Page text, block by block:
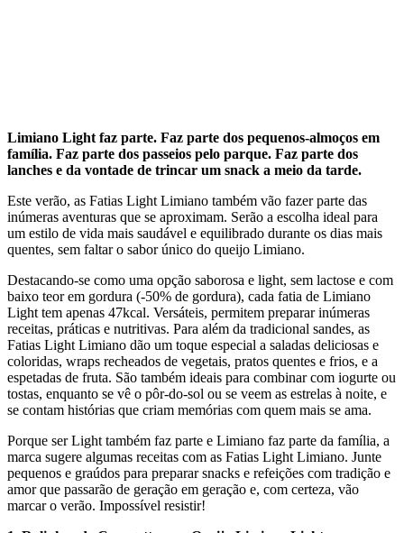
Limiano Light faz parte. Faz parte dos pequenos-almoços em
família. Faz parte dos passeios pelo parque. Faz parte dos
lanches e da vontade de trincar um snack a meio da tarde.
Este verão, as Fatias Light Limiano também vão fazer parte das
inúmeras aventuras que se aproximam. Serão a escolha ideal para
um estilo de vida mais saudável e equilibrado durante os dias mais
quentes, sem faltar o sabor único do queijo Limiano.
Destacando-se como uma opção saborosa e light, sem lactose e com
baixo teor em gordura (-50% de gordura), cada fatia de Limiano
Light tem apenas 47kcal. Versáteis, permitem preparar inúmeras
receitas, práticas e nutritivas. Para além da tradicional sandes, as
Fatias Light Limiano dão um toque especial a saladas deliciosas e
coloridas, wraps recheados de vegetais, pratos quentes e frios, e a
espetadas de fruta. São também ideais para combinar com iogurte ou
tostas, enquanto se vê o pôr-do-sol ou se veem as estrelas à noite, e
se contam histórias que criam memórias com quem mais se ama.
Porque ser Light também faz parte e Limiano faz parte da família, a
marca sugere algumas receitas com as Fatias Light Limiano. Junte
pequenos e graúdos para preparar snacks e refeições com tradição e
amor que passarão de geração em geração e, com certeza, vão
marcar o verão. Impossível resistir!